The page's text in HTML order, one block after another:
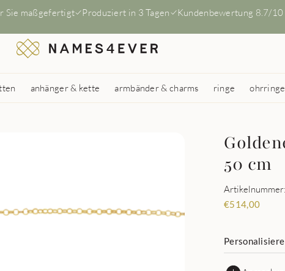
Sie maßgefertigt Produziert in 3 Tagen Kundenbewertung 8.7/10
anhänger & kette armbänder & charms ringe ohrringe
50 cm
€514,00